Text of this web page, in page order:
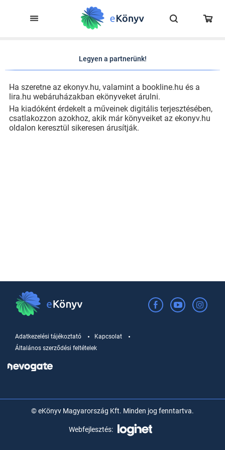
Legyen a partnerünk!
Ha szeretne az ekonyv.hu, valamint a bookline.hu és a
lira.hu webáruházakban ekönyveket árulni.
Ha kiadóként érdekelt a műveinek digitális terjesztésében,
csatlakozzon azokhoz, akik már könyveiket az ekonyv.hu
oldalon keresztül sikeresen árusítják.
Adatkezelési tájékoztató
Kapcsolat
Általános szerződési feltételek
© eKönyv Magyarország Kft. Minden jog fenntartva.
Webfejlesztés: